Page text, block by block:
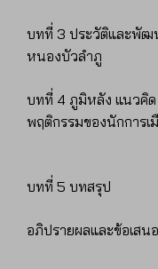
บทที่ 3 ประวัติและพัฒ
หนองบัวลำภู
บทที่ 4 ภูมิหลัง แนวคิด
พฤติกรรมของนักการ
บทที่ 5 บทสรุป
อภิปรายผลและข้อเสน